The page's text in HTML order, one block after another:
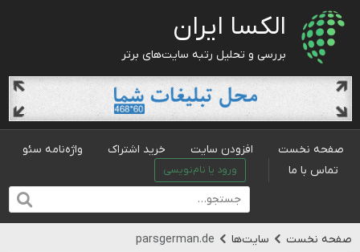
الکسا ایران
بررسی و تحلیل رتبه سایت‌های برتر
صفحه نخست افزودن سایت خرید اشتراک
واژه‌نامه سئو
تماس با ما
ورود یا نام‌نویسی
صفحه نخست سایت‌ها parsgerman.de